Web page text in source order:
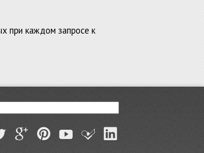
при каждом запросе к
twittergoogle plus
pinterest
youtubefoursquare